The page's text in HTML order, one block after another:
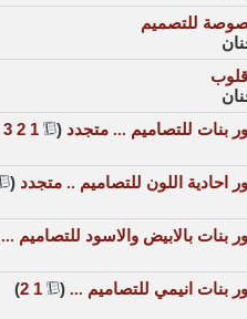
للتصميم
بنات للتصاميم ... متجدد (
1
2
3
احادية اللون للتصاميم .. متجدد (
بنات بالابيض والاسود للتصاميم ...
بنات انيمي للتصاميم ... (
1
2
)